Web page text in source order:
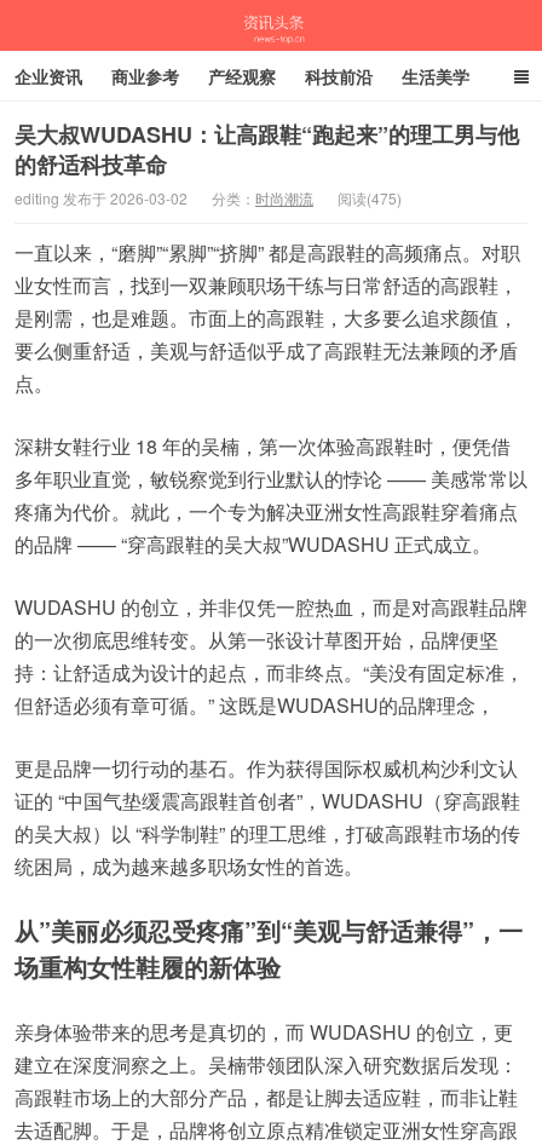
资讯头条
企业资讯 商业参考 产经观察 科技前沿 生活美学
时尚潮流 母婴亲子 专栏
吴大叔WUDASHU：让高跟鞋“跑起来”的理工男与他
的舒适科技革命
editing 发布于 2026-03-02 分类： 时尚潮流 阅读(475)
一直以来，“磨脚”“累脚”“挤脚” 都是高跟鞋的高频痛点。对职
业女性而言，找到一双兼顾职场干练与日常舒适的高跟鞋，
是刚需，也是难题。市面上的高跟鞋，大多要么追求颜值，
要么侧重舒适，美观与舒适似乎成了高跟鞋无法兼顾的矛盾
点。
深耕女鞋行业 18 年的吴楠，第一次体验高跟鞋时，便凭借
多年职业直觉，敏锐察觉到行业默认的悖论 —— 美感常常以
疼痛为代价。就此，一个专为解决亚洲女性高跟鞋穿着痛点
的品牌 —— “穿高跟鞋的吴大叔”WUDASHU 正式成立。
WUDASHU 的创立，并非仅凭一腔热血，而是对高跟鞋品牌
的一次彻底思维转变。从第一张设计草图开始，品牌便坚
持：让舒适成为设计的起点，而非终点。“美没有固定标准，
但舒适必须有章可循。” 这既是WUDASHU的品牌理念，
更是品牌一切行动的基石。作为获得国际权威机构沙利文认
证的 “中国气垫缓震高跟鞋首创者”，WUDASHU（穿高跟鞋
的吴大叔）以 “科学制鞋” 的理工思维，打破高跟鞋市场的传
统困局，成为越来越多职场女性的首选。
从”美丽必须忍受疼痛”到“美观与舒适兼得”，一
场重构女性鞋履的新体验
亲身体验带来的思考是真切的，而 WUDASHU 的创立，更
建立在深度洞察之上。吴楠带领团队深入研究数据后发现：
高跟鞋市场上的大部分产品，都是让脚去适应鞋，而非让鞋
去适配脚。于是，品牌将创立原点精准锁定亚洲女性穿高跟